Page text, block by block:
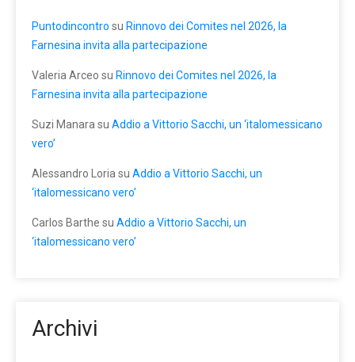
Puntodincontro su Rinnovo dei Comites nel 2026, la
Farnesina invita alla partecipazione
Valeria Arceo su Rinnovo dei Comites nel 2026, la
Farnesina invita alla partecipazione
Suzi Manara su Addio a Vittorio Sacchi, un ‘italomessicano
vero’
Alessandro Loria su Addio a Vittorio Sacchi, un
‘italomessicano vero’
Carlos Barthe su Addio a Vittorio Sacchi, un
‘italomessicano vero’
Archivi